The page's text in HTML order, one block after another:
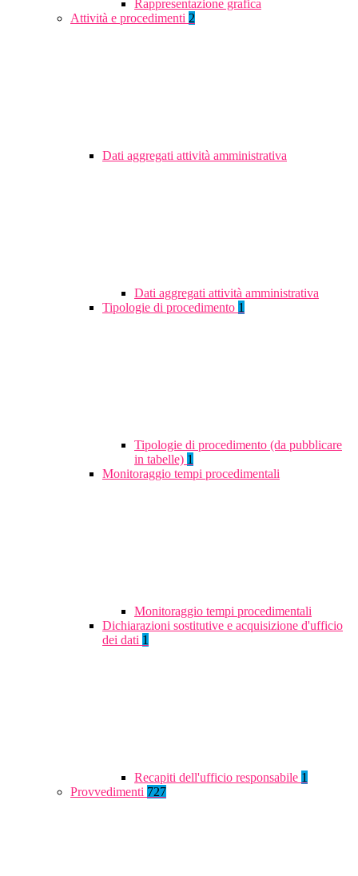
Rappresentazione grafica
Attività e procedimenti 2
Dati aggregati attività amministrativa
Dati aggregati attività amministrativa
Tipologie di procedimento 1
Tipologie di procedimento (da pubblicare
in tabelle) 1
Monitoraggio tempi procedimentali
Monitoraggio tempi procedimentali
Dichiarazioni sostitutive e acquisizione d'ufficio
dei dati 1
Recapiti dell'ufficio responsabile 1
Provvedimenti 727